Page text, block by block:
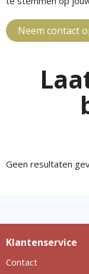
Neem contact
Geen resultaten
Klantenservice
Contact